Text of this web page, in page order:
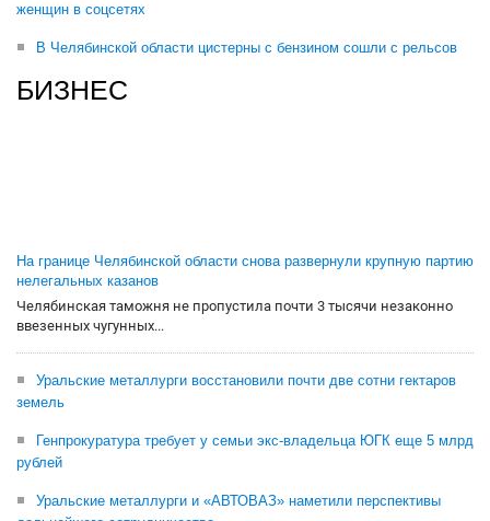
женщин в соцсетях
В Челябинской области цистерны с бензином сошли с рельсов
БИЗНЕС
На границе Челябинской области снова развернули крупную партию
нелегальных казанов
Челябинская таможня не пропустила почти 3 тысячи незаконно
ввезенных чугунных...
Уральские металлурги восстановили почти две сотни гектаров
земель
Генпрокуратура требует у семьи экс-владельца ЮГК еще 5 млрд
рублей
Уральские металлурги и «АВТОВАЗ» наметили перспективы